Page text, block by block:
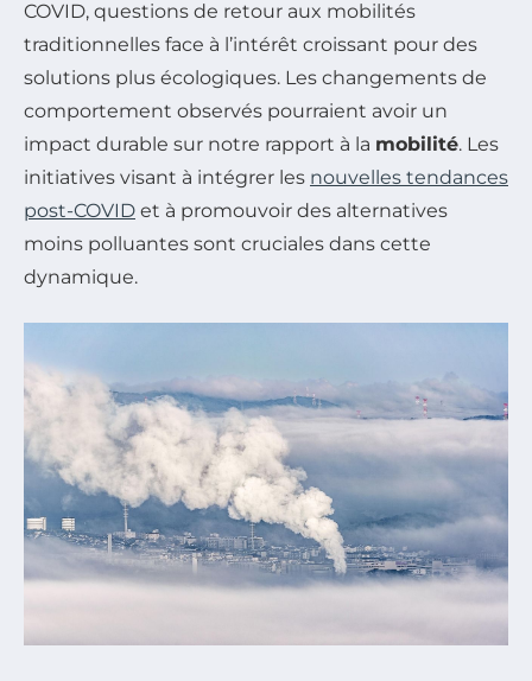
COVID, questions de retour aux mobilités
traditionnelles face à l’intérêt croissant pour des
solutions plus écologiques. Les changements de
comportement observés pourraient avoir un
impact durable sur notre rapport à la mobilité. Les
initiatives visant à intégrer les nouvelles tendances
post-COVID et à promouvoir des alternatives
moins polluantes sont cruciales dans cette
dynamique.